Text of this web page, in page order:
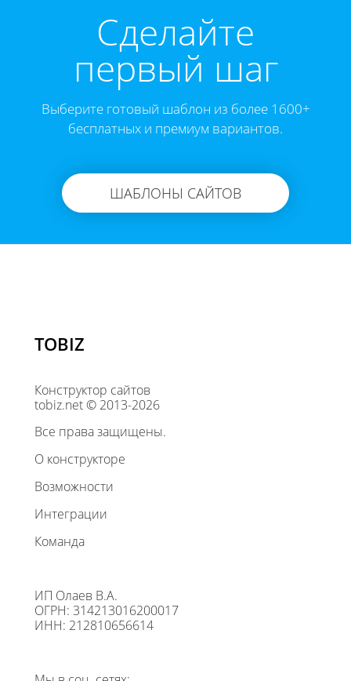
Cделайте
первый шаг
Выберите готовый шаблон из более 1600+
бесплатных и премиум вариантов.
ШАБЛОНЫ САЙТОВ
TOBIZ
Конструктор сайтов
tobiz.net © 2013-2026
Все права защищены.
О конструкторе
Возможности
Интеграции
Команда
ИП Олаев В.А.
ОГРН: 314213016200017
ИНН: 212810656614